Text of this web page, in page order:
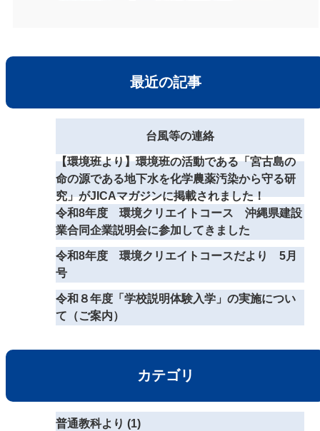
最近の記事
台風等の連絡
【環境班より】環境班の活動である「宮古島の
命の源である地下水を化学農薬汚染から守る研
究」がJICAマガジンに掲載されました！
令和8年度 環境クリエイトコース 沖縄県建設
業合同企業説明会に参加してきました
令和8年度 環境クリエイトコースだより 5月
号
令和８年度「学校説明体験入学」の実施につい
て（ご案内）
カテゴリ
普通教科より (1)